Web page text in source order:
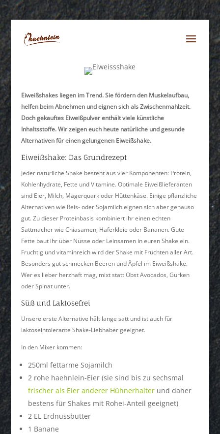
Eiweißshakes liegen im Trend. Sie fördern den Muskelaufbau,
helfen beim Abnehmen und eignen sich als Zwischenmahlzeit.
Doch gekauftes Eiweißpulver enthält viele künstliche
Inhaltsstoffe. Wir zeigen euch heute natürliche und gesunde
Alternativen für einen gelungenen Eiweißshake.
Eiweißshake: Das Grundrezept
Jeder natürliche Shake besteht aus vier Komponenten: Protein,
Kohlenhydrate, Fette und Vitamine. Optimale Eiweißlieferanten
sind Eier, Milch, Magerquark oder Hüttenkäse. Einige pflanzliche
Alternativen wie Reis- oder Sojamilch eignen sich aber genauso
gut. Zu dieser Proteinbasis kombiniert ihr einen echten
Sattmacher wie Chiasamen, Haferkleie oder Bananen. Gute
Fette baut ihr über Nüsse oder Leinsamen in euren Shake ein.
Fruchtig und vitaminreich wird der Shake mit Früchten aller Art.
Besonders gut schmecken Beeren und Äpfel im Eiweißshake.
Wer es lieber herzhaft mag, mixt statt Obst Avocados, Gurken
oder Spinat unter.
Süß und Laktosefrei
Unsere erste Alternative hält lange satt und ist auch für
laktoseintolerante Shake-Liebhaber geeignet.
In den Mixer kommen:
250ml fettarme Sojamilch
2 rohe haehnlein-Eier (sie sind bis zu sechsmal
frischer als Eier anderer Hühnerhalterund daher
bestens für Shakes mit Rohei-Anteil geeignet)
2 EL Erdnussbutter
1 Banane